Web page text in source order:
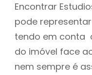
Encontrar
pode
tendo em conta
do imóvel face
nem sempre é